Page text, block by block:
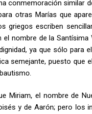
conmemoración similar
otras Marías que
griegos escriben
nombre de la
ya que sólo para
semejante, puesto que
Miriam, el nombre de
y de Aarón; pero los